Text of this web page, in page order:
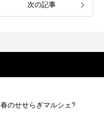
次の記事
春のせせらぎマルシェ?